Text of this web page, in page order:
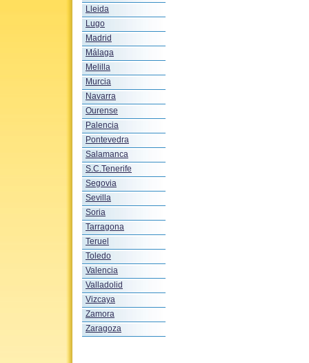
Lleida
Lugo
Madrid
Málaga
Melilla
Murcia
Navarra
Ourense
Palencia
Pontevedra
Salamanca
S.C.Tenerife
Segovia
Sevilla
Soria
Tarragona
Teruel
Toledo
Valencia
Valladolid
Vizcaya
Zamora
Zaragoza